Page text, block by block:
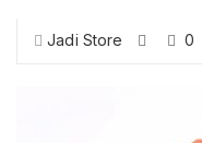
Jadi Store 0